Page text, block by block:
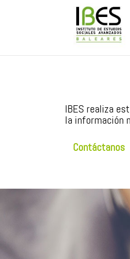
IBES realiza
la información
Contáctanos